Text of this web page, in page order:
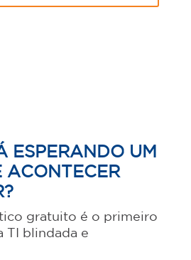
ESPERANDO UM
ACONTECER
gratuito é o primeiro
TI blindada e